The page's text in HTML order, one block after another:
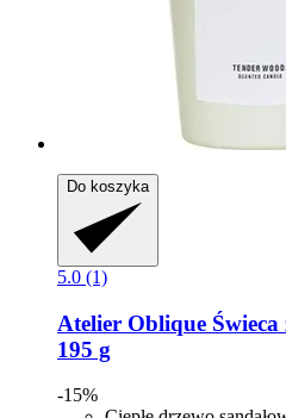
Do koszyka
5.0 (1)
Atelier Oblique
195 g
-15%